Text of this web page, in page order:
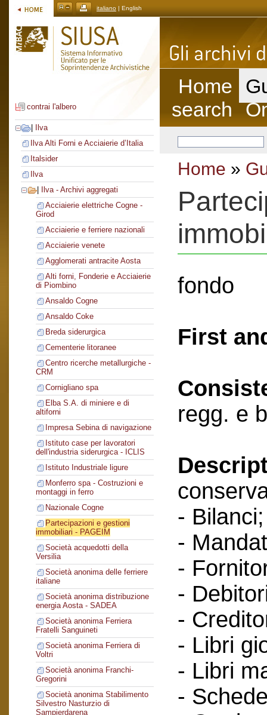
italiano | English
contrai l'albero
Ilva
Ilva Alti Forni e Acciaierie d’Italia
Italsider
Ilva
Ilva - Archivi aggregati
Acciaierie elettriche Cogne -
Girod
Acciaierie e ferriere nazionali
Acciaierie venete
Agglomerati antracite Aosta
Alti forni, Fonderie e Acciaierie
di Piombino
Ansaldo Cogne
Ansaldo Coke
Breda siderurgica
Cementerie litoranee
Centro ricerche metallurgiche -
CRM
Cornigliano spa
Elba S.A. di miniere e di
altiforni
Impresa Sebina di navigazione
Istituto case per lavoratori
dell'industria siderurgica - ICLIS
Istituto Industriale ligure
Monferro spa - Costruzioni e
montaggi in ferro
Nazionale Cogne
Partecipazioni e gestioni
immobiliari - PAGEIM
Società acquedotti della
Versilia
Società anonima delle ferriere
italiane
Società anonima distribuzione
energia Aosta - SADEA
Società anonima Ferriera
Fratelli Sanguineti
Società anonima Ferriera di
Voltri
Società anonima Franchi-
Gregorini
Società anonima Stabilimento
Silvestro Nasturzio di
Sampierdarena
Home
search
Home »
fondo
First
regg. e
- Bilanci;
-
-
-
-
- Libri
- Libri
-